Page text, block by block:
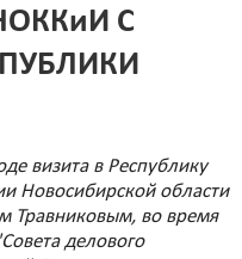
С
визита в Республику
Новосибирской области
Травниковым, во время
делового